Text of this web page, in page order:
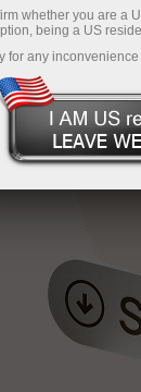
whether you are a
being a US
for any